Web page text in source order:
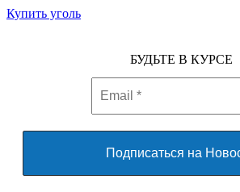
Купить уголь
БУДЬТЕ В КУРСЕ